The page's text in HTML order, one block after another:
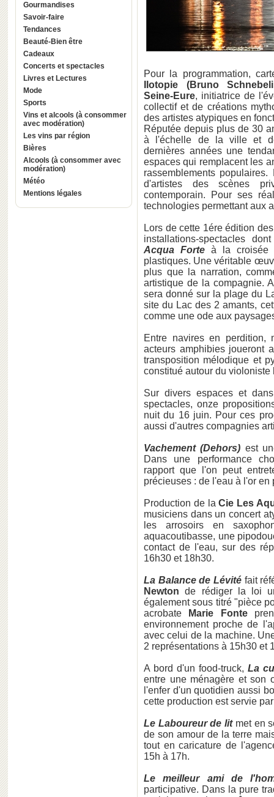
Gourmandises
Savoir-faire
Tendances
Beauté-Bien être
Cadeaux
Concerts et spectacles
Livres et Lectures
Mode
Sports
Vins et alcools (à consommer
avec modération)
Les vins par région
Bières
Alcools (à consommer avec
modération)
Météo
Mentions légales
Pour la programmation,
Ilotopie (Bruno
Seine-Eure, initiatrice de
collectif et de créations
des artistes atypiques en
Réputée depuis plus de 30
à l'échelle de la ville et
dernières années une
espaces qui remplacent les
rassemblements
d'artistes des scènes
contemporain. Pour ses
technologies permettant aux
Lors de cette 1ére édition
installations-spectacles
Acqua Forte à la croisée
plastiques. Une véritable
plus que la narration,
artistique de la compagnie.
sera donné sur la plage du
site du Lac des 2 amants,
comme une ode aux
Entre navires en perdition,
acteurs amphibies joueront
transposition mélodique et
constitué autour du violoniste
Sur divers espaces et
spectacles, onze
nuit du 16 juin. Pour ces
aussi d'autres compagnies
Vachement (Dehors) est
Dans une performance
rapport que l'on peut
précieuses : de l'eau à l'or en
Production de laCie Les
musiciens dans un concert
les arrosoirs en
aquacoutibasse, une
contact de l'eau, sur des
16h30 et 18h30.
La Balance de Lévité fait
Newton de rédiger la loi
également sous titré "pièce
acrobate
Marie Fonte
environnement proche de
avec celui de la machine.
2 représentations à 15h30 et
A bord d'un food-truck, La
entre une ménagère et son
l'enfer d'un quotidien aussi
cette production est servie
Le Laboureur de lit met en
de son amour de la terre
tout en caricature de
15h à 17h.
Le meilleur ami de
participative. Dans la pure